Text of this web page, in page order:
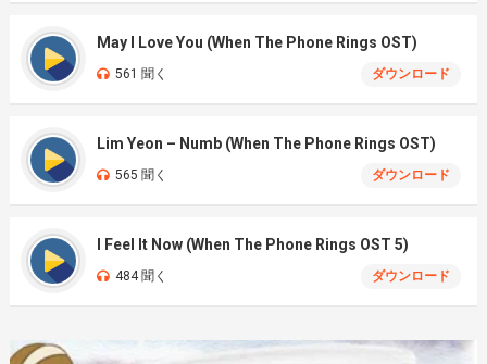
May I Love You (When The Phone Rings OST)
561 聞く ダウンロード
Lim Yeon – Numb (When The Phone Rings OST)
565 聞く ダウンロード
I Feel It Now (When The Phone Rings OST 5)
484 聞く ダウンロード